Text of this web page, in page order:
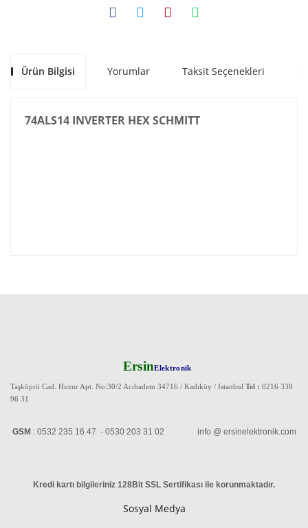
Ürün Bilgisi Yorumlar Taksit Seçenekleri
74ALS14 INVERTER HEX SCHMITT
ErsinElektronik
Taşköprü Cad. Huzur Apt. No:30/2 Acıbadem 34716 / Kadıköy / Istanbul Tel : 0216 338
96 31
GSM : 0532 235 16 47 - 0530 203 31 02 info @ ersinelektronik.com
Kredi kartı bilgileriniz 128Bit SSL Sertifikası ile korunmaktadır.
Sosyal Medya